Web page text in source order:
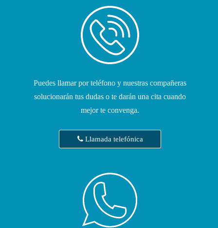
Puedes llamar por teléfono y nuestras compañeras
solucionarán tus dudas o te darán una cita cuando
mejor te convenga.
Llamada telefónica